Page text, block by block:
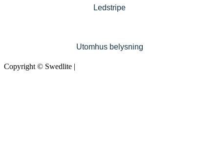
Ledstripe
Utomhus belysning
Copyright © Swedlite |